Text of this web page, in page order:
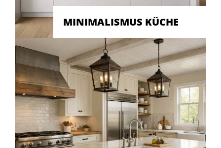
MINIMALISMUS KÜCHE